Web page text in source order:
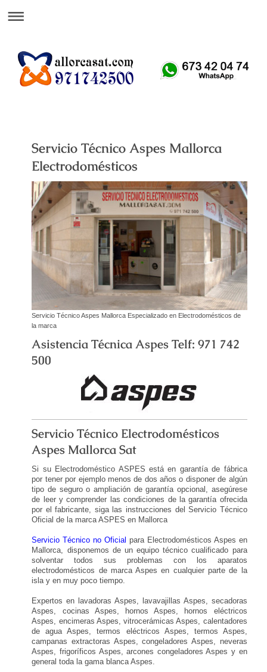
Servicio Técnico Aspes Mallorca
Electrodomésticos
Servicio Técnico Aspes Mallorca Especializado en Electrodomésticos de
la marca
Asistencia Técnica Aspes Telf: 971 742
500
Servicio Técnico Electrodomésticos
Aspes Mallorca Sat
Si su Electrodoméstico ASPES está en garantía de fábrica
por tener por ejemplo menos de dos años o disponer de algún
tipo de seguro o ampliación de garantía opcional, asegúrese
de leer y comprender las condiciones de la garantía ofrecida
por el fabricante, siga las instrucciones del Servicio Técnico
Oficial de la marca ASPES en Mallorca
Servicio Técnico no Oficial para Electrodomésticos Aspes en
Mallorca, disponemos de un equipo técnico cualificado para
solventar todos sus problemas con los aparatos
electrodomésticos de marca Aspes en cualquier parte de la
isla y en muy poco tiempo.
Expertos en lavadoras Aspes, lavavajillas Aspes, secadoras
Aspes, cocinas Aspes, hornos Aspes, hornos eléctricos
Aspes, encimeras Aspes, vitrocerámicas Aspes, calentadores
de agua Aspes, termos eléctricos Aspes, termos Aspes,
campanas extractoras Aspes, congeladores Aspes, neveras
Aspes, frigoríficos Aspes, arcones congeladores Aspes y en
general toda la gama blanca Aspes.